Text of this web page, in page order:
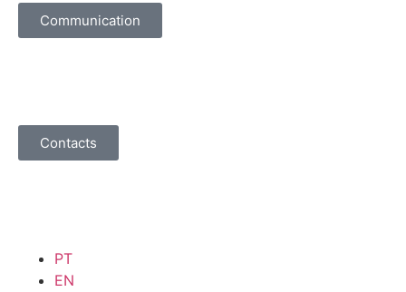
Communication
Contacts
PT
EN